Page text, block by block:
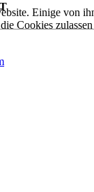
Einige von
Cookies